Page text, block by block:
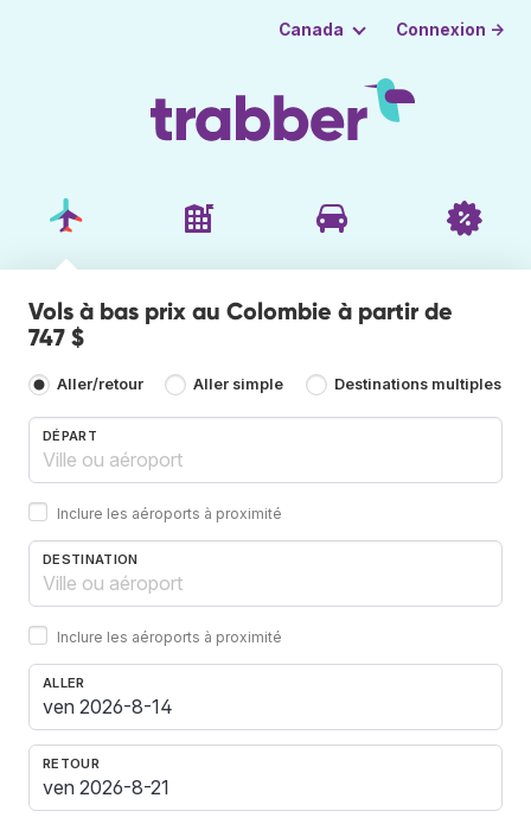
Canada Connexion →
Vols à bas prix au Colombie à partir de
747 $
Aller/retour Aller simple Destinations multiples
DÉPART
Inclure les aéroports à proximité
DESTINATION
Inclure les aéroports à proximité
ALLER
RETOUR